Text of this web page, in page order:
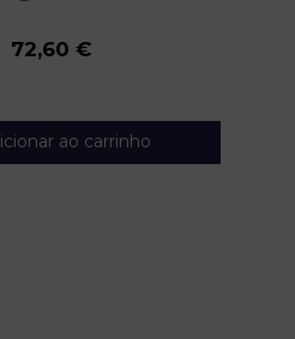
72,60 €
ao carrinho